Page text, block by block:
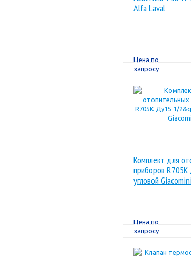
Alfa Laval
Цена по
запросу
Комплект для
приборов
угловой Giacomini
Цена по
запросу